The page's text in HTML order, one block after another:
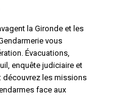
la Gironde et les
vous
Évacuations,
enquête judiciaire et
découvrez les missions
face aux